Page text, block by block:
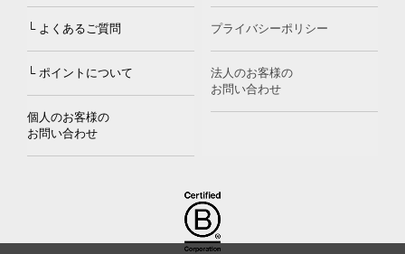
└ よくあるご質問
└ ポイントについて
個人のお客様の
お問い合わせ
プライバシーポリシー
法人のお客様の
お問い合わせ